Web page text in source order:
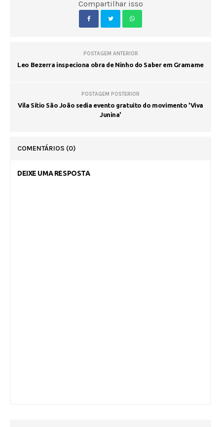
Compartilhar isso
POSTAGEM ANTERIOR
Leo Bezerra inspeciona obra de Ninho do Saber em Gramame
POSTAGEM POSTERIOR
Vila Sítio São João sedia evento gratuito do movimento 'Viva
Junina'
COMENTÁRIOS (0)
DEIXE UMA RESPOSTA